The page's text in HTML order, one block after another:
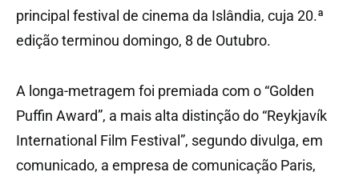
principal festival de cinema da Islândia, cuja 20.ª
edição terminou domingo, 8 de Outubro.
A longa-metragem foi premiada com o “Golden
Puffin Award”, a mais alta distinção do “Reykjavík
International Film Festival”, segundo divulga, em
comunicado, a empresa de comunicação Paris,